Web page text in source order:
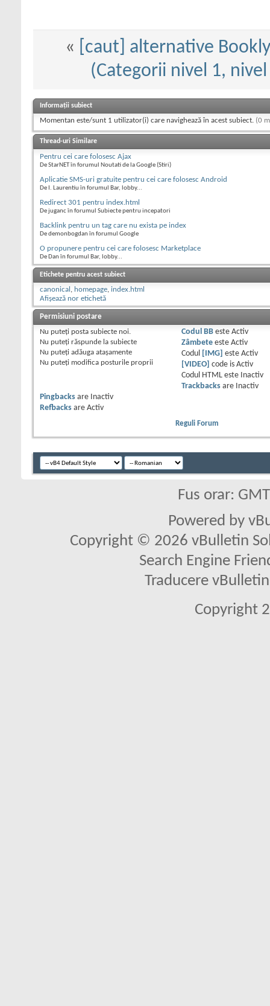
«
[caut] alternative
(Categorii nivel 1,
Informații subiect
Momentan este/sunt 1 utilizator(i) care navighează în acest subiect. (0
Thread-uri Similare
Pentru cei care folosesc Ajax
De StarNET în forumul Noutati de la Google (Stiri)
Aplicatie SMS-uri gratuite pentru cei care folosesc Android
De I. Laurentiu în forumul Bar, lobby...
Redirect 301 pentru index.html
De juganc în forumul Subiecte pentru incepatori
Backlink pentru un tag care nu exista pe index
De demonbogdan în forumul Google
O propunere pentru cei care folosesc Marketplace
De Dan în forumul Bar, lobby...
Etichete pentru acest subiect
canonical , homepage, index.html
Afișează nor etichetă
Permisiuni postare
Nu puteţi posta subiecte noi.
Nu puteţi răspunde la subiecte
Nu puteţi adăuga ataşamente
Nu puteţi modifica posturile proprii
Codul BBeste Activ
Zâmbeteeste Activ
Codul
[IMG] este Activ
[VIDEO]
code is Activ
Codul HTML este
Inactiv
Trackbacksare
Inactiv
Pingbacks are
Inactiv
Refbacks are Activ
Reguli Forum
Fus orar:
Powered by
Copyright © 2026 vBulletin
Search Engine
Traducere
Copyright